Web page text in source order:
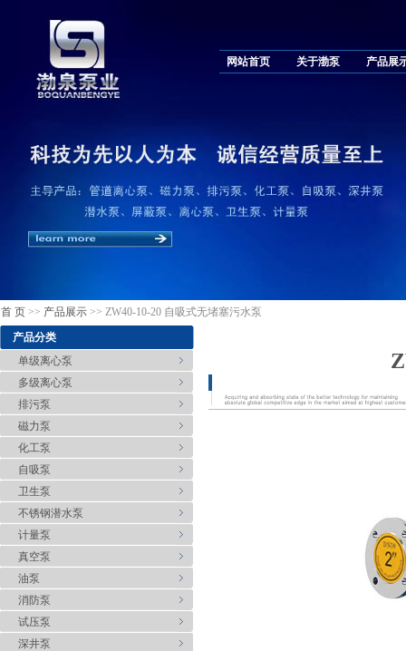
网站首页 关于渤泵 产品展
首 页 >> 产品展示 >> ZW40-10-20 自吸式无堵塞污水泵
产品分类
单级离心泵
多级离心泵
排污泵
磁力泵
化工泵
自吸泵
卫生泵
不锈钢潜水泵
计量泵
真空泵
油泵
消防泵
试压泵
深井泵